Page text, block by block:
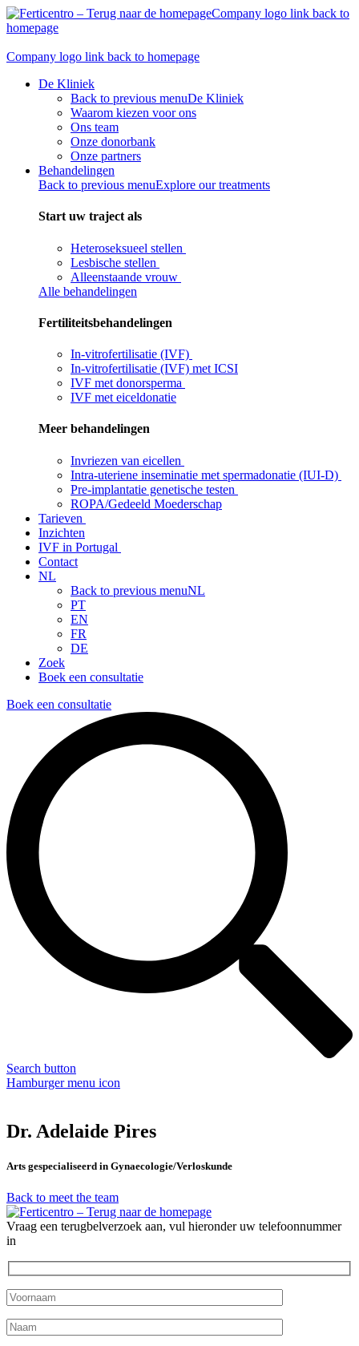
Skip
to
Company logo link back to
homepage
Company logo link back to homepage
De Kliniek
Back to previous menuDe Kliniek
Waarom kiezen voor ons
Ons team
Onze donorbank​
Onze partners
Behandelingen
Back to previous menuExplore our treatments
Start uw traject als
Heteroseksueel stellen
Lesbische stellen
Alleenstaande vrouw
Alle behandelingen
Fertiliteitsbehandelingen
In-vitrofertilisatie (IVF)
In-vitrofertilisatie (IVF) met ICSI
IVF met donorsperma
IVF met eiceldonatie
Meer behandelingen
Invriezen van eicellen
Intra-uteriene inseminatie met spermadonatie (IUI-D)
Pre-implantatie genetische testen
ROPA/Gedeeld Moederschap
Tarieven
Inzichten
IVF in Portugal
Contact
NL
Back to previous menuNL
PT
EN
FR
DE
Zoek
Boek een consultatie
Boek een consultatie
Search button
Hamburger menu icon
Dr. Adelaide Pires
Arts gespecialiseerd in Gynaecologie/Verloskunde
Back to meet the team
Vraag een terugbelverzoek aan, vul hieronder uw telefoonnummer
in